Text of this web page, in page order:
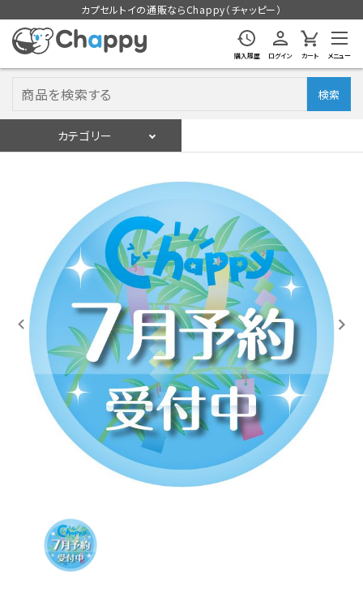
カプセルトイの通販ならChappy（チャッピー）
購入履歴 ログイン カート メニュー
検索
カテゴリー
入荷スケジュールをチェック
カプセルトイマシン本体
カプセルトイ
販促用空カプセル
レンタル
景品・玩具・文具
販促用カプセルトイ